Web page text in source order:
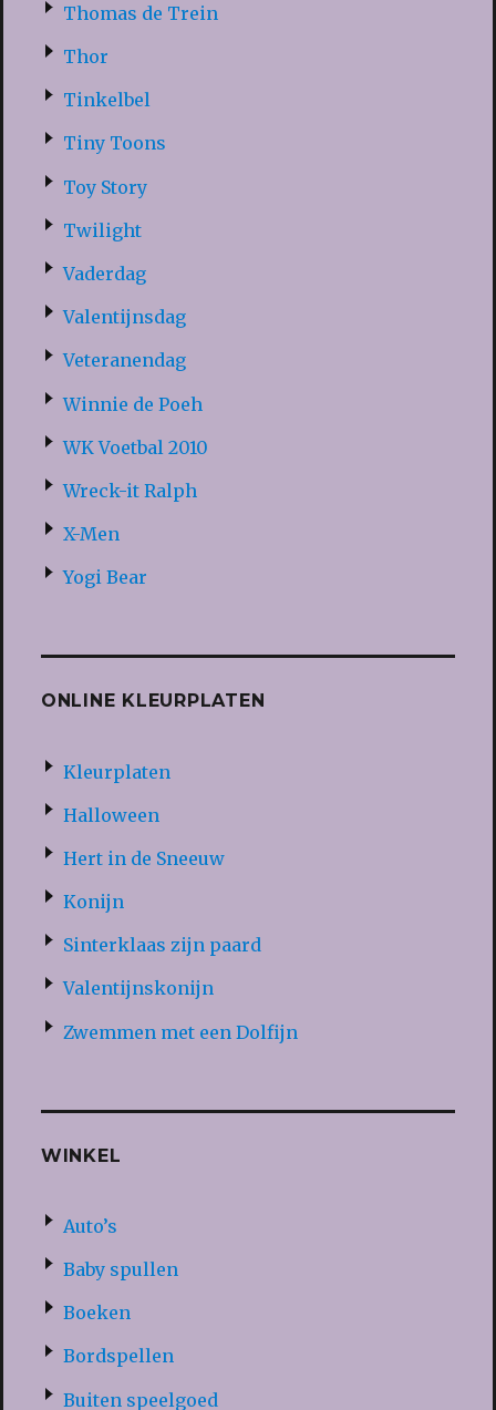
Thomas de Trein
Thor
Tinkelbel
Tiny Toons
Toy Story
Twilight
Vaderdag
Valentijnsdag
Veteranendag
Winnie de Poeh
WK Voetbal 2010
Wreck-it Ralph
X-Men
Yogi Bear
ONLINE KLEURPLATEN
Kleurplaten
Halloween
Hert in de Sneeuw
Konijn
Sinterklaas zijn paard
Valentijnskonijn
Zwemmen met een Dolfijn
WINKEL
Auto’s
Baby spullen
Boeken
Bordspellen
Buiten speelgoed